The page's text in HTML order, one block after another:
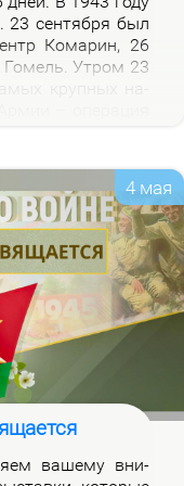
23 сен­тяб­ря был
Ко­ма­рин, 26
Утром 23
4 мая
ва­ше­му вни­